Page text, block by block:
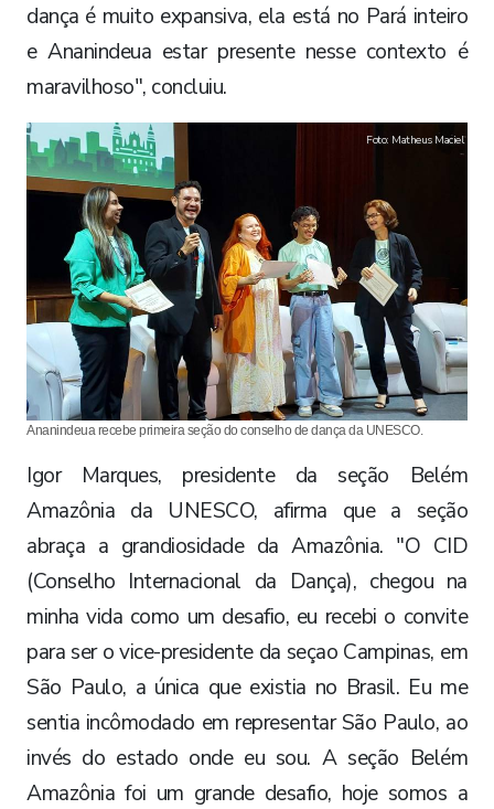
dança é muito expansiva, ela está no Pará inteiro
e Ananindeua estar presente nesse contexto é
maravilhoso", concluiu.
Ananindeua recebe primeira seção do conselho de dança da UNESCO.
Foto: Matheus Maciel
Igor Marques, presidente da seção Belém
Amazônia da UNESCO, afirma que a seção
abraça a grandiosidade da Amazônia. "O CID
(Conselho Internacional da Dança), chegou na
minha vida como um desafio, eu recebi o convite
para ser o vice-presidente da seçao Campinas, em
São Paulo, a única que existia no Brasil. Eu me
sentia incômodado em representar São Paulo, ao
invés do estado onde eu sou. A seção Belém
Amazônia foi um grande desafio, hoje somos a